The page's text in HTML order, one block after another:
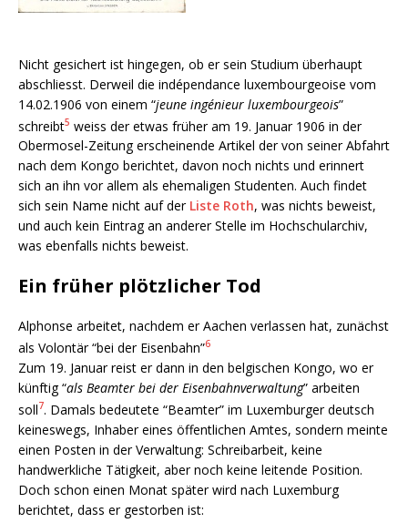
Nicht gesichert ist hingegen, ob er sein Studium überhaupt
abschliesst. Derweil die indépendance luxembourgeoise vom
14.02.1906 von einem “jeune ingénieur luxembourgeois”
schreibt5 weiss der etwas früher am 19. Januar 1906 in der
Obermosel-Zeitung erscheinende Artikel der von seiner Abfahrt
nach dem Kongo berichtet, davon noch nichts und erinnert
sich an ihn vor allem als ehemaligen Studenten. Auch findet
sich sein Name nicht auf der Liste Roth, was nichts beweist,
und auch kein Eintrag an anderer Stelle im Hochschularchiv,
was ebenfalls nichts beweist.
Ein früher plötzlicher Tod
Alphonse arbeitet, nachdem er Aachen verlassen hat, zunächst
als Volontär “bei der Eisenbahn”6
Zum 19. Januar reist er dann in den belgischen Kongo, wo er
künftig “als Beamter bei der Eisenbahnverwaltung” arbeiten
soll7. Damals bedeutete “Beamter” im Luxemburger deutsch
keineswegs, Inhaber eines öffentlichen Amtes, sondern meinte
einen Posten in der Verwaltung: Schreibarbeit, keine
handwerkliche Tätigkeit, aber noch keine leitende Position.
Doch schon einen Monat später wird nach Luxemburg
berichtet, dass er gestorben ist: